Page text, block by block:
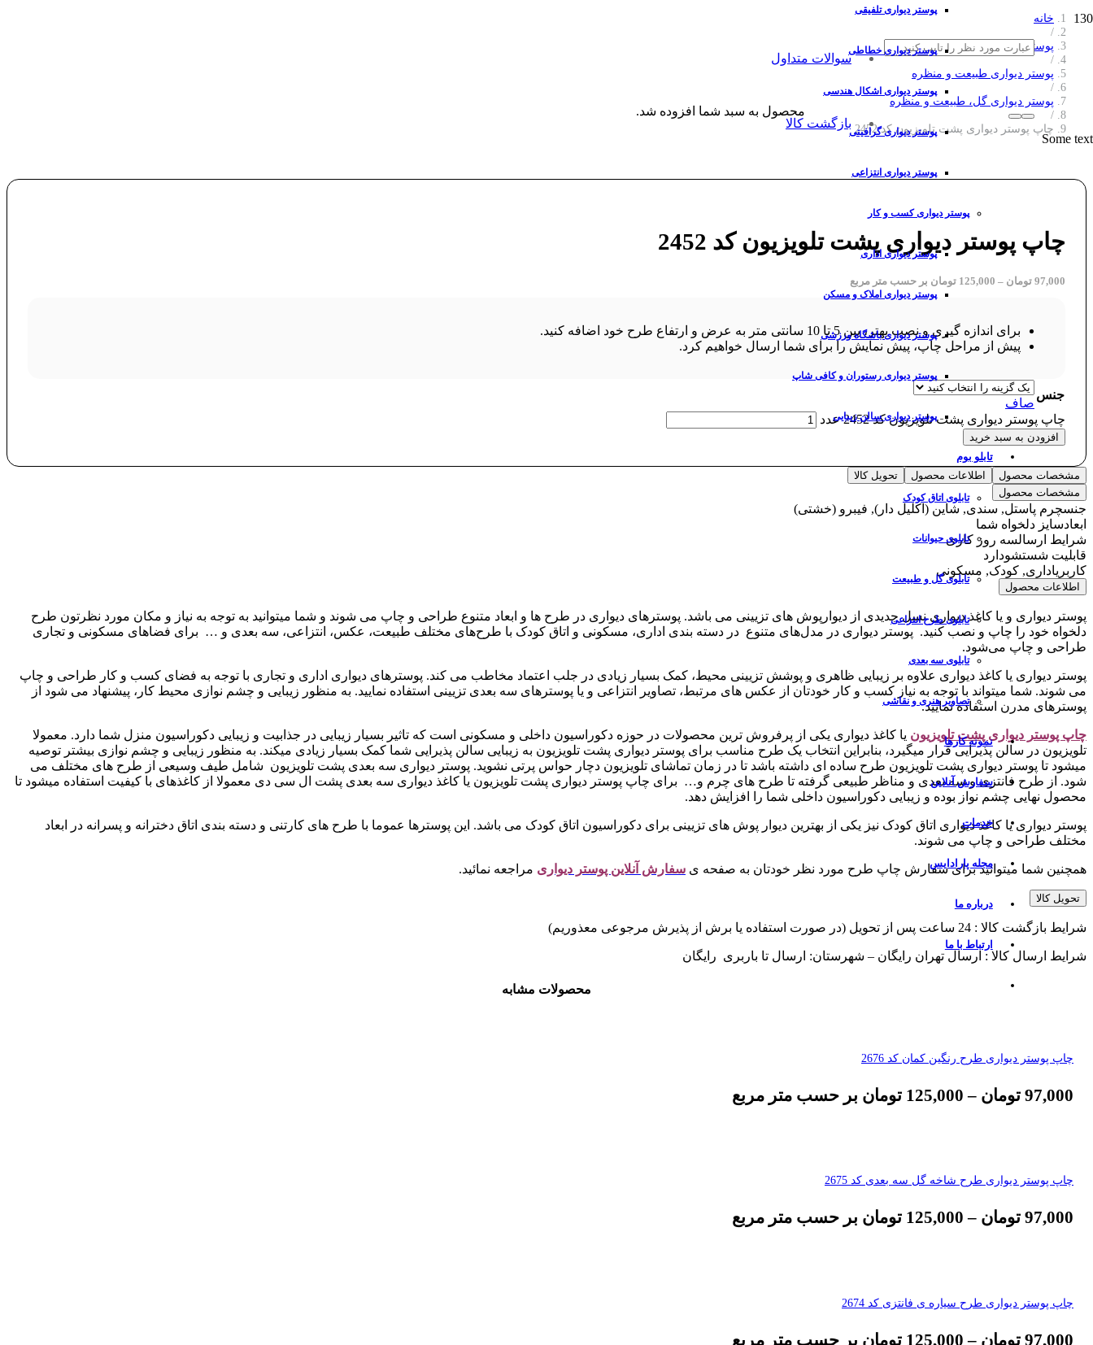
سوالات متداول
بازگشت کالا
پوستر دیواری تلفیقی
پوستر دیواری خطاطی
پوستر دیواری اشکال هندسی
پوستر دیواری گرافیتی
پوستر دیواری انتزاعی
پوستر دیواری کسب و کار
پوستر دیواری اداری
پوستر دیواری املاک و مسکن
پوستر دیواری باشگاه ورزشی
پوستر دیواری رستوران و کافی شاپ
پوستر دیواری سالن زیبایی
تابلو بوم
تابلوی اتاق کودک
تابلوی حیوانات
تابلوی گل و طبیعت
تابلوی طرح انتزاعی
تابلوی سه بعدی
تصاویر هنری و نقاشی
نمونه کارها
سفارش آنلاین
خدمات
مجله پارادایس
درباره ما
ارتباط با ما
محصول به سبد شما افزوده شد.
Some text
خانه
/
پوستر دیواری
/
پوستر دیواری طبیعت و منظره
/
پوستر دیواری گل، طبیعت و منظره
/
چاپ پوستر دیواری پشت تلویزیون کد 2452
چاپ پوستر دیواری پشت تلویزیون کد 2452
97,000 تومان –
125,000 تومان بر حسب متر مربع
برای اندازه گیری و نصب بهتر، بین 5 تا 10 سانتی متر به عرض و ارتفاع طرح خود اضافه کنید.
پیش از مراحل چاپ، پیش نمایش را برای شما ارسال خواهیم کرد.
جنس
صاف
چاپ پوستر دیواری پشت تلویزیون کد 2452 عدد
افزودن به سبد خرید
مشخصات محصول اطلاعات محصول
تحویل کالا
مشخصات محصول
جنسچرم پاستل, سندی, شاین (اکلیل دار), فیبرو (خشتی)
ابعادسایز دلخواه شما
شرایط ارسالسه روز کاری
قابلیت شستشودارد
کاربریاداری, کودک, مسکونی
اطلاعات محصول
پوستر دیواری و یا کاغذ دیواری نسل جدیدی از دیوارپوش های تزیینی می باشد. پوسترهای دیواری در طرح ها و ابعاد متنوع طراحی و چاپ می شوند و شما میتوانید به توجه به نیاز و مکان مورد نظرتون طرح
دلخواه خود را چاپ و نصب کنید. پوستر دیواری در مدل‌های متنوع در دسته‌ بندی اداری، مسکونی و اتاق کودک با طرح‌های مختلف طبیعت، عکس، انتزاعی، سه بعدی و … برای فضاهای مسکونی و تجاری
طراحی و چاپ می‌شود.
پوستر دیواری یا کاغذ دیواری علاوه بر زیبایی ظاهری و پوشش تزیینی محیط، کمک بسیار زیادی در جلب اعتماد مخاطب می کند. پوسترهای دیواری اداری و تجاری با توجه به فضای کسب و کار طراحی و چاپ
می شوند. شما میتواند با توجه به نیاز کسب و کار خودتان از عکس های مرتبط، تصاویر انتزاعی و یا پوسترهای سه بعدی تزیینی استفاده نمایید. به منظور زیبایی و چشم نوازی محیط کار، پیشنهاد می شود از
پوسترهای مدرن استفاده نمایید.
چاپ پوستر دیواری پشت تلویزیون یا کاغذ دیواری یکی از پرفروش ترین محصولات در حوزه دکوراسیون داخلی و مسکونی است که تاثیر بسیار زیبایی در جذابیت و زیبایی دکوراسیون منزل شما دارد. معمولا
تلویزیون در سالن پذیرایی قرار میگیرد، بنابراین انتخاب یک طرح مناسب برای پوستر دیواری پشت تلویزیون به زیبایی سالن پذیرایی شما کمک بسیار زیادی میکند. به منظور زیبایی و چشم نوازی بیشتر توصیه
میشود تا پوستر دیواری پشت تلویزیون طرح ساده ای داشته باشد تا در زمان تماشای تلویزیون دچار حواس پرتی نشوید. پوستر دیواری سه بعدی پشت تلویزیون شامل طیف وسیعی از طرح های مختلف می
شود. از طرح فانتزی و سه بعدی و مناظر طبیعی گرفته تا طرح های چرم و… برای چاپ پوستر دیواری پشت تلویزیون یا کاغذ دیواری سه بعدی پشت ال سی دی معمولا از کاغذهای با کیفیت استفاده میشود تا
محصول نهایی چشم نواز بوده و زیبایی دکوراسیون داخلی شما را افزایش دهد.
پوستر دیواری یا کاغذ دیواری اتاق کودک نیز یکی از بهترین دیوار پوش های تزیینی برای دکوراسیون اتاق کودک می باشد. این پوسترها عموما با طرح های کارتنی و دسته بندی اتاق دخترانه و پسرانه در ابعاد
مختلف طراحی و چاپ می شوند.
همچنین شما میتوانید برای سفارش چاپ طرح مورد نظر خودتان به صفحه ی سفارش آنلاین پوستر دیواری مراجعه نمائید.
تحویل کالا
شرایط بازگشت کالا : 24 ساعت پس از تحویل (در صورت استفاده یا برش از پذیرش مرجوعی معذوریم)
شرایط ارسال کالا : ارسال تهران رایگان – شهرستان: ارسال تا باربری رایگان
محصولات مشابه
چاپ پوستر دیواری طرح رنگین کمان کد 2676
97,000 تومان –
125,000 تومان بر حسب متر مربع
چاپ پوستر دیواری طرح شاخه گل سه بعدی کد 2675
97,000 تومان –
125,000 تومان بر حسب متر مربع
چاپ پوستر دیواری طرح سیاره ی فانتزی کد 2674
97,000 تومان –
125,000 تومان بر حسب متر مربع